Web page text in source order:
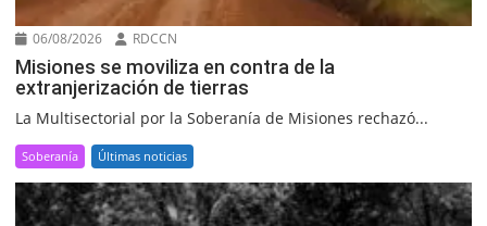
06/08/2026 RDCCN
Misiones se moviliza en contra de la
extranjerización de tierras
La Multisectorial por la Soberanía de Misiones rechazó...
Soberanía Últimas noticias